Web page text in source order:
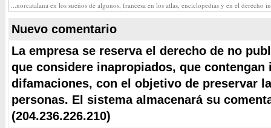
...norcatalana en los sueños de algunos, francesa en los atlas, enciclopedias y en el derecho
Nuevo comentario
La empresa se reserva el derecho de no
que considere inapropiados, que
difamaciones, con el objetivo de preservar
personas. El sistema almacenará su
(204.236.226.210)